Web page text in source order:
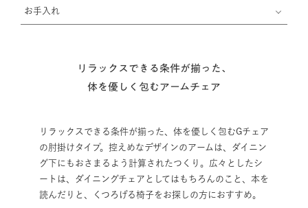
お手入れ
リラックスできる条件が揃った、
体を優しく包むアームチェア
リラックスできる条件が揃った、体を優しく包むGチェア
の肘掛けタイプ。控えめなデザインのアームは、ダイニン
グ下にもおさまるよう計算されたつくり。広々としたシ
ートは、ダイニングチェアとしてはもちろんのこと、本を
読んだりと、くつろげる椅子をお探しの方におすすめ。